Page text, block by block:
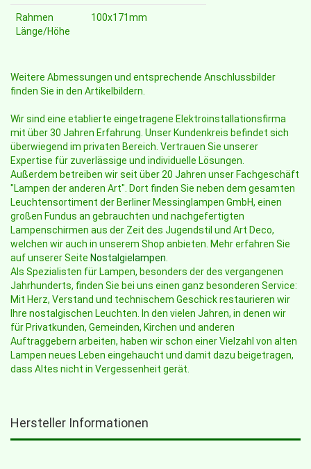
Rahmen
Länge/Höhe
100x171mm
Weitere Abmessungen und entsprechende Anschlussbilder
finden Sie in den Artikelbildern.
Wir sind eine etablierte eingetragene Elektroinstallationsfirma
mit über 30 Jahren Erfahrung. Unser Kundenkreis befindet sich
überwiegend im privaten Bereich. Vertrauen Sie unserer
Expertise für zuverlässige und individuelle Lösungen.
Außerdem betreiben wir seit über 20 Jahren unser Fachgeschäft
"Lampen der anderen Art". Dort finden Sie neben dem gesamten
Leuchtensortiment der Berliner Messinglampen GmbH, einen
großen Fundus an gebrauchten und nachgefertigten
Lampenschirmen aus der Zeit des Jugendstil und Art Deco,
welchen wir auch in unserem Shop anbieten. Mehr erfahren Sie
auf unserer Seite Nostalgielampen.
Als Spezialisten für Lampen, besonders der des vergangenen
Jahrhunderts, finden Sie bei uns einen ganz besonderen Service:
Mit Herz, Verstand und technischem Geschick restaurieren wir
Ihre nostalgischen Leuchten. In den vielen Jahren, in denen wir
für Privatkunden, Gemeinden, Kirchen und anderen
Auftraggebern arbeiten, haben wir schon einer Vielzahl von alten
Lampen neues Leben eingehaucht und damit dazu beigetragen,
dass Altes nicht in Vergessenheit gerät.
Hersteller Informationen